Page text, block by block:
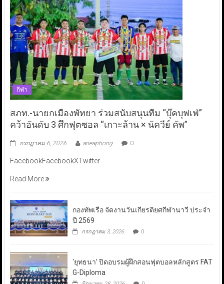
กีฬา
สภท.-นายกเมืองพัทยา ร่วมสนับสนุนทีม “บุ๊คบุฟเฟ่”
คว้าอันดับ 3 ศึกฟุตซอล “เกาะล้าน × นัควีย์ คัพ”
กรกฎาคม 6, 2026 aneaphong 0
FacebookFacebookXTwitter
Read More
กองทัพเรือ จัดงานวันเกียรติยศกีฬานาวี ประจำ
ปี 2569
กรกฎาคม 3, 2026 0
‘ยุทธนา’ ปิดอบรมผู้ฝึกสอนฟุตบอลหลักสูตร FAT
G-Diploma